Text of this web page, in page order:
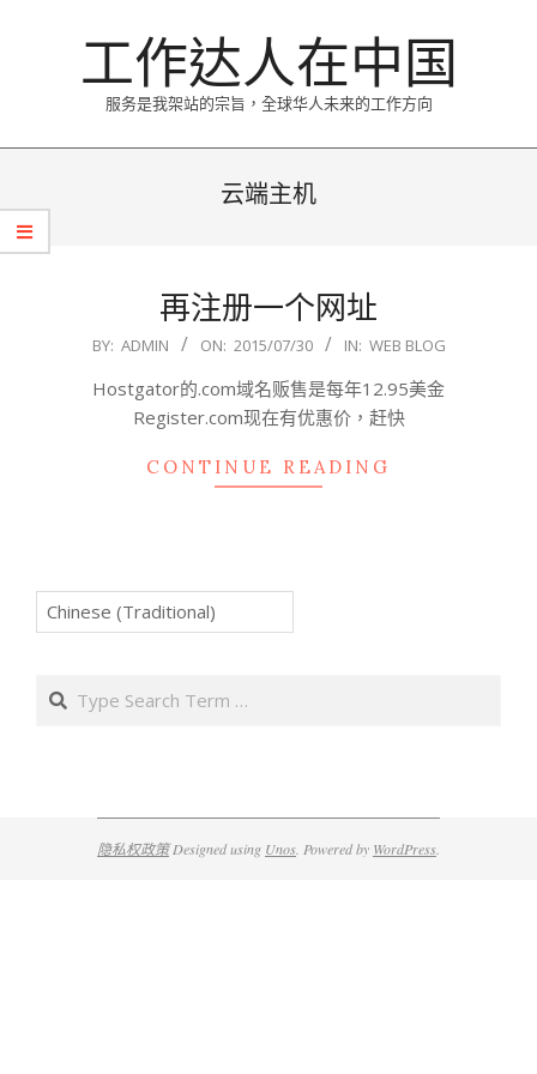
工作达人在中国
服务是我架站的宗旨，全球华人未来的工作方向
Menu
云端主机
再注册一个网址
2015-
BY: ADMIN ON: 2015/07/30 IN: WEB BLOG
Hostgator的.com域名贩售是每年12.95美金
Register.com现在有优惠价，赶快
CONTINUE READING
Search
隐私权政策Designed using Unos . Powered by WordPress